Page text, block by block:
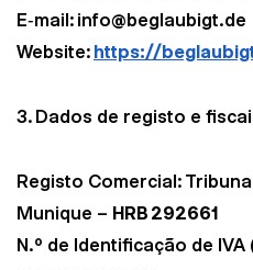
E‑mail: info@beglaubigt.de
Website: https://
3. Dados de registo e
Registo Comercial:
Munique – HRB 292661
N.º de Identificação de IVA